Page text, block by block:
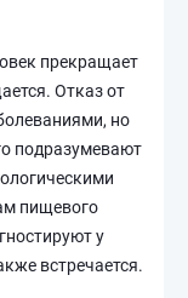
прекращает
Отказ от
но
подразумевают
пищевого
у
встречается.